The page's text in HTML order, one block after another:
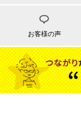
お客様の声